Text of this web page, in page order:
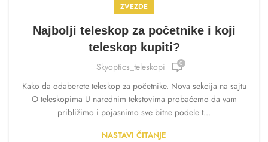
ZVEZDE
Najbolji teleskop za početnike i koji
teleskop kupiti?
Skyoptics_teleskopi 0
Kako da odaberete teleskop za početnike. Nova sekcija na sajtu
O teleskopima U narednim tekstovima probaćemo da vam
približimo i pojasnimo sve bitne podele t...
NASTAVI ČITANJE